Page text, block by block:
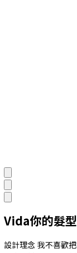
Vida你的髮
設計理念 我不喜歡